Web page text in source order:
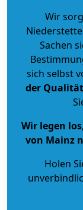
Wir
Sachen
sich selbst
der Qualität
Wir legen
von Mainz
Holen